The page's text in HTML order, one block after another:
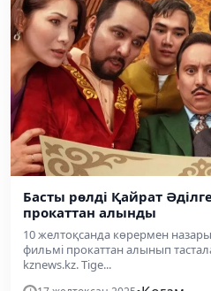
Басты рөлді Қайрат
прокаттан алынды
10 желтоқсанда көрермен
фильмі прокаттан алынып
kznews.kz. Tige...